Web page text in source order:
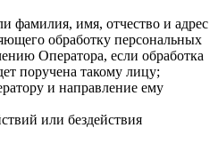
фамилия, имя, отчество и адрес
обработку персональных
Оператора, если обработка
поручена такому лицу;
и направление ему
или бездействия